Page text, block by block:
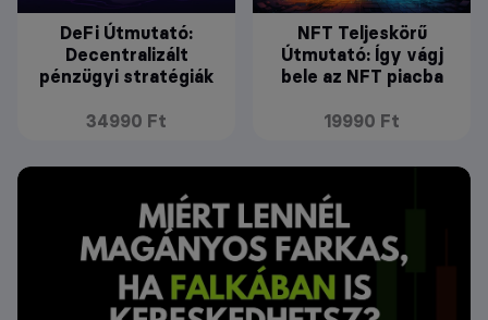
DeFi Útmutató:
Decentralizált
pénzügyi stratégiák
34990 Ft
NFT Teljeskörű
Útmutató: Így vágj
bele az NFT piacba
19990 Ft